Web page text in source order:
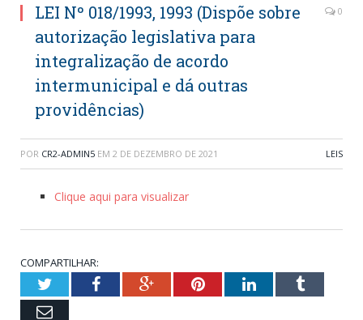
LEI Nº 018/1993, 1993 (Dispõe sobre
autorização legislativa para
integralização de acordo
intermunicipal e dá outras
providências)
0
POR CR2-ADMIN5 EM 2 DE DEZEMBRO DE 2021 LEIS
Clique aqui para visualizar
COMPARTILHAR:
TwitterFacebookGoogle+PinterestLinkedInTumblr
Email